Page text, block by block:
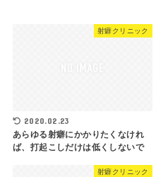
射癖クリニック
2020.02.23
あらゆる射癖にかかりたくなけれ
ば、打起こしだけは低くしないで
射癖クリニック